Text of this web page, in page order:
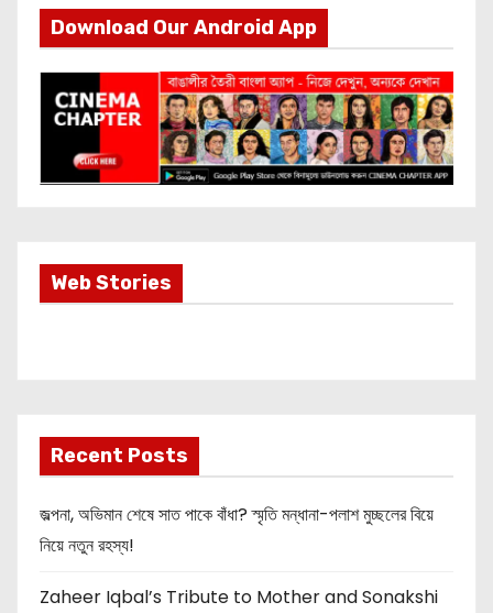
Download Our Android App
Web StoriesMost Important
Info about
Recent Posts
জল্পনা, অভিমান শেষে সাত পাকে বাঁধা? স্মৃতি মন্ধানা-পলাশ মুচ্ছলের বিয়ে
নিয়ে নতুন রহস্য!
Zaheer Iqbal’s Tribute to Mother and Sonakshi